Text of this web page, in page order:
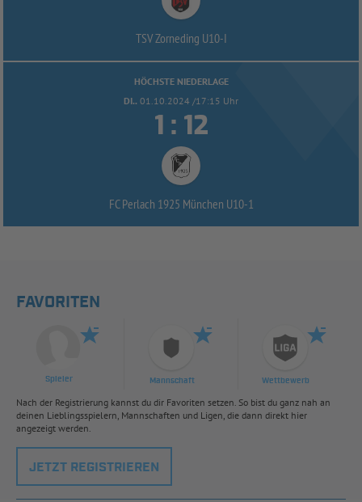
TSV Zorneding U10-I
HÖCHSTE NIEDERLAGE
DI.. 01.10.2024 /17:15 Uhr
 : 
FC Perlach 1925 München U10-1
FAVORITEN
Spieler Mannschaft Wettbewerb
Nach der Registrierung kannst du dir Favoriten setzen. So bist du ganz nah an
deinen Lieblingsspielern, Mannschaften und Ligen, die dann direkt hier
angezeigt werden.
JETZT REGISTRIEREN